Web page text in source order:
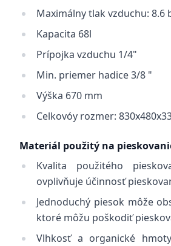
Maximálny tlak vzduchu: 8.6
Kapacita 68l
Prípojka vzduchu 1/4"
Min. priemer hadice 3/8 "
Výška 670 mm
Celkovóy rozmer:
Materiál použitý na
Kvalita použitého
ovplivňuje účinnosť
Jednoduchý piesok môže
ktoré môžu poškodiť
Vlhkosť a organické